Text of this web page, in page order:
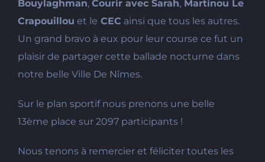
Bouylaghman, Courir avec Sarah, Martinou Le
Crapouillou et le CEC ainsi que tous les autres.
Un grand bravo à eux pour leur course ce fut un
plaisir de partager cette ballade nocturne dans
notre belle Ville De Nîmes.
Sur le plan sportif nous prenons une belle
13ème place sur 2097 participants !
Nous tenons à remercier et féliciter toutes les